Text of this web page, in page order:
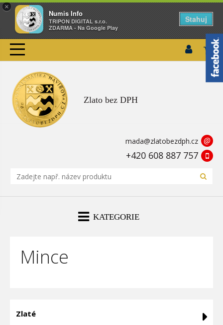
×
Numis Info
TRIPON DIGITAL s.r.o.
ZDARMA - Na Google Play
Stahuj
Zlato bez DPH
mada@zlatobezdph.cz @
+420 608 887 757
KATEGORIE
Mince
Zlaté